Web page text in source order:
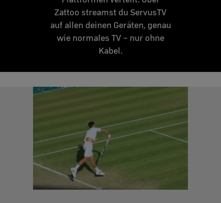
Zattoo streamst du ServusTV
auf allen deinen Geräten, genau
wie normales TV – nur ohne
Kabel.